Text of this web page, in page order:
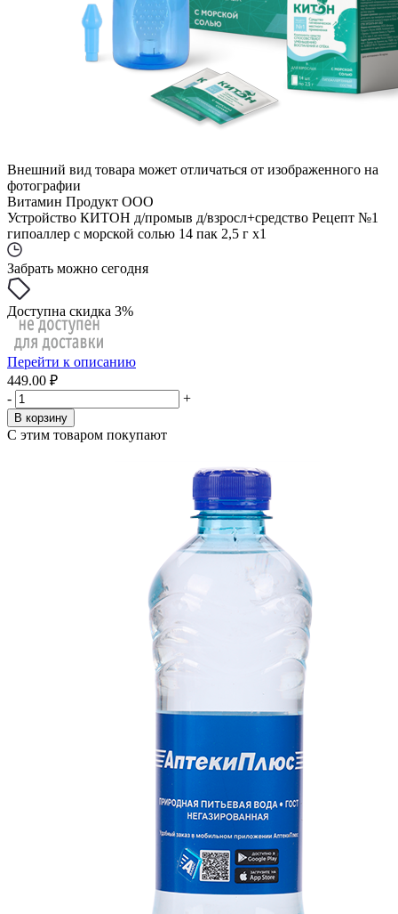
Внешний вид товара может отличаться от изображенного на
фотографии
Витамин Продукт ООО
Устройство КИТОН д/промыв д/взросл+средство Рецепт №1
гипоаллер с морской солью 14 пак 2,5 г x1
Забрать можно сегодня
Доступна скидка 3%
Перейти к описанию
449.00 ₽
-
+
В корзину
С этим товаром покупают